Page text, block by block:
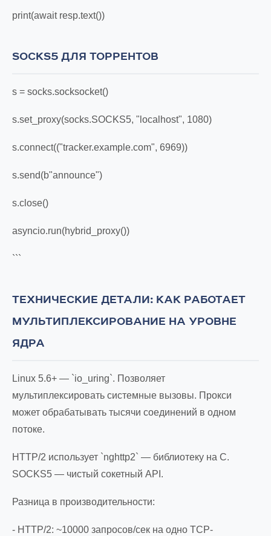
print(await resp.text())
SOCKS5 ДЛЯ ТОРРЕНТОВ
s = socks.socksocket()
s.set_proxy(socks.SOCKS5, "localhost", 1080)
s.connect(("tracker.example.com", 6969))
s.send(b"announce")
s.close()
asyncio.run(hybrid_proxy())
```
ТЕХНИЧЕСКИЕ ДЕТАЛИ: КАК РАБОТАЕТ
МУЛЬТИПЛЕКСИРОВАНИЕ НА УРОВНЕ
ЯДРА
Linux 5.6+ — `io_uring`. Позволяет
мультиплексировать системные вызовы. Прокси
может обрабатывать тысячи соединений в одном
потоке.
HTTP/2 использует `nghttp2` — библиотеку на C.
SOCKS5 — чистый сокетный API.
Разница в производительности:
- HTTP/2: ~10000 запросов/сек на одно TCP-